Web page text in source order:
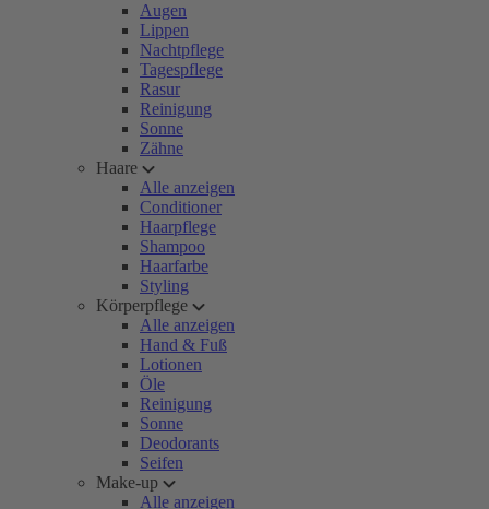
Augen
Lippen
Nachtpflege
Tagespflege
Rasur
Reinigung
Sonne
Zähne
Haare
Alle anzeigen
Conditioner
Haarpflege
Shampoo
Haarfarbe
Styling
Körperpflege
Alle anzeigen
Hand & Fuß
Lotionen
Öle
Reinigung
Sonne
Deodorants
Seifen
Make-up
Alle anzeigen